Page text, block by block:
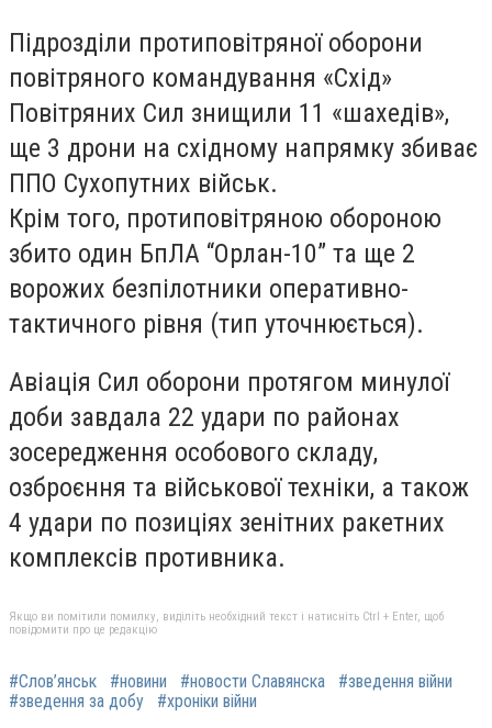
Підрозділи протиповітряної оборони
повітряного командування «Схід»
Повітряних Сил знищили 11 «шахедів»,
ще 3 дрони на східному напрямку збиває
ППО Сухопутних військ.
Крім того, протиповітряною обороною
збито один БпЛА “Орлан-10” та ще 2
ворожих безпілотники оперативно-
тактичного рівня (тип уточнюється).
Авіація Сил оборони протягом минулої
доби завдала 22 удари по районах
зосередження особового складу,
озброєння та військової техніки, а також
4 удари по позиціях зенітних ракетних
комплексів противника.
Якщо ви помітили помилку, виділіть необхідний текст і натисніть Ctrl + Enter, щоб
повідомити про це редакцію
#Слов’янськ #новини #новости Славянска
#зведення війни
#зведення за добу
#хроніки війни